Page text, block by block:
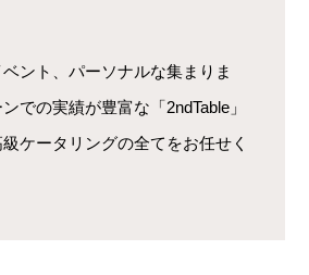
ント、パーソナルな集まりま
での実績が豊富な「2ndTable」
ケータリングの全てをお任せく